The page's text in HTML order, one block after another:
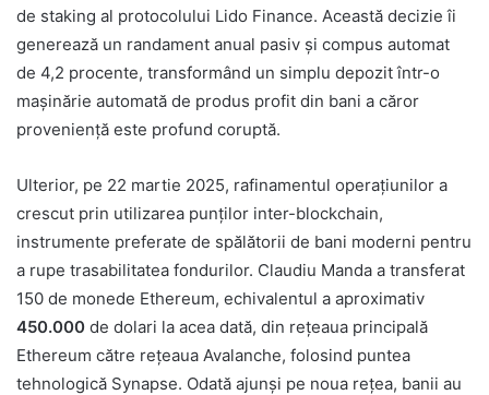
de staking al protocolului Lido Finance. Această decizie îi
generează un randament anual pasiv și compus automat
de 4,2 procente, transformând un simplu depozit într-o
mașinărie automată de produs profit din bani a căror
proveniență este profund coruptă.
Ulterior, pe 22 martie 2025, rafinamentul operațiunilor a
crescut prin utilizarea punților inter-blockchain,
instrumente preferate de spălătorii de bani moderni pentru
a rupe trasabilitatea fondurilor. Claudiu Manda a transferat
150 de monede Ethereum, echivalentul a aproximativ
450.000 de dolari la acea dată, din rețeaua principală
Ethereum către rețeaua Avalanche, folosind puntea
tehnologică Synapse. Odată ajunși pe noua rețea, banii au